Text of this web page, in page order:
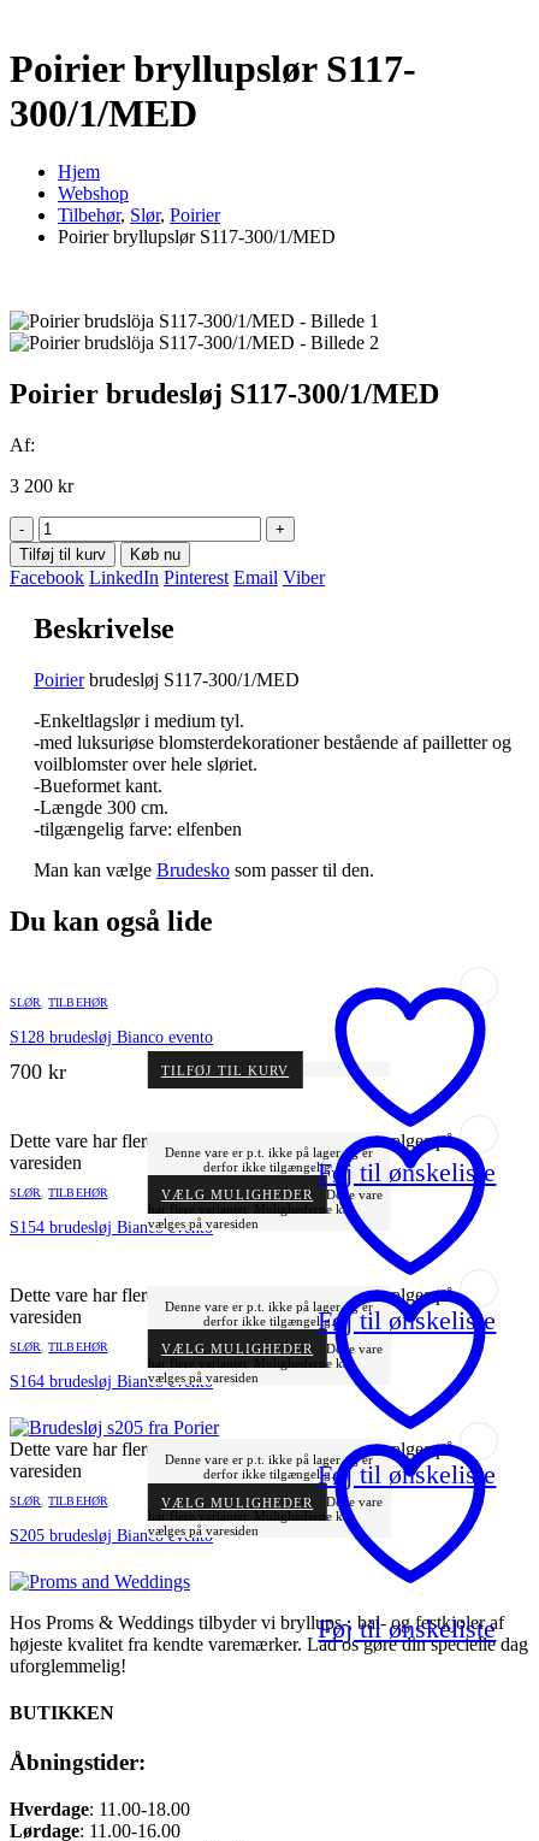
Poirier bryllupslør S117-
300/1/MED
Hjem
Webshop
Tilbehør, Slør, Poirier
Poirier bryllupslør S117-300/1/MED
Poirier brudesløj S117-300/1/MED
Af:
3 200 kr
-
+
Tilføj til kurv
Køb nu
Facebook LinkedIn Pinterest Email Viber
Beskrivelse
Poirier brudesløj S117-300/1/MED
-Enkeltlagslør i medium tyl.
-med luksuriøse blomsterdekorationer bestående af pailletter og
voilblomster over hele sløriet.
-Bueformet kant.
-Længde 300 cm.
-tilgængelig farve: elfenben
Man kan vælge Brudesko som passer til den.
Du kan også lide
Føj til ønskeliste
TILFØJ TIL KURV
SLØR ,TILBEHØR
S128 brudesløj Bianco evento
700 kr
Føj til ønskeliste
Dette vare har flere varianter. Mulighederne kan vælges på
varesiden
Denne vare er p.t. ikke på lager og er
derfor ikke tilgængelig.
VÆLG MULIGHEDER
Dette vare
har flere varianter. Mulighederne kan
vælges på varesiden
SLØR,TILBEHØR
S154 brudesløj Bianco evento
Føj til ønskeliste
Dette vare har flere varianter. Mulighederne kan vælges på
varesiden
Denne vare er p.t. ikke på lager og er
derfor ikke tilgængelig.
VÆLG MULIGHEDER
Dette vare
har flere varianter. Mulighederne kan
vælges på varesiden
SLØR,TILBEHØR
S164 brudesløj Bianco evento
Føj til ønskeliste
Dette vare har flere varianter. Mulighederne kan vælges på
varesiden
Denne vare er p.t. ikke på lager og er
derfor ikke tilgængelig.
VÆLG MULIGHEDER
Dette vare
har flere varianter. Mulighederne kan
vælges på varesiden
SLØR ,TILBEHØR
S205 brudesløj Bianco evento
Hos Proms & Weddings tilbyder vi bryllups-, bal- og festkjoler af
højeste kvalitet fra kendte varemærker. Lad os gøre din specielle dag
uforglemmelig!
BUTIKKEN
Åbningstider:
Hverdage: 11.00-18.00
Lørdage: 11.00-16.00